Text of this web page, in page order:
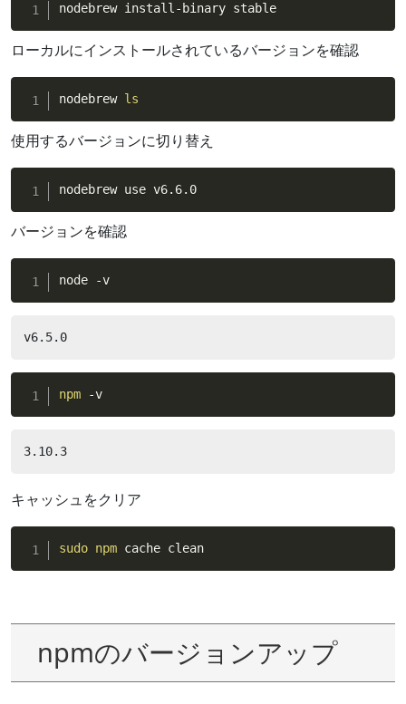
nodebrew install-binary stable
ローカルにインストールされているバージョンを確認
nodebrew ls
使用するバージョンに切り替え
nodebrew use v6.6.0
バージョンを確認
node -v
v6.5.0
npm -v
3.10.3
キャッシュをクリア
sudo npm cache clean
npmのバージョンアップ